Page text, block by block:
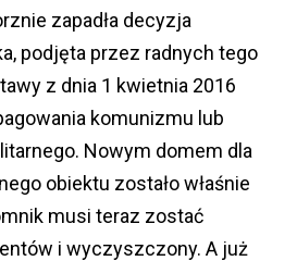
zapadła decyzja
podjęta przez radnych tego
z dnia 1 kwietnia 2016
komunizmu lub
Nowym domem dla
obiektu zostało właśnie
musi teraz zostać
i wyczyszczony. A już